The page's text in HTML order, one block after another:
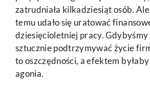
zatrudniała kilkadziesiąt osób.
temu udało się uratować
dziesięcioletniej pracy.
sztucznie podtrzymywać życie
to oszczędności, a efektem
agonia.